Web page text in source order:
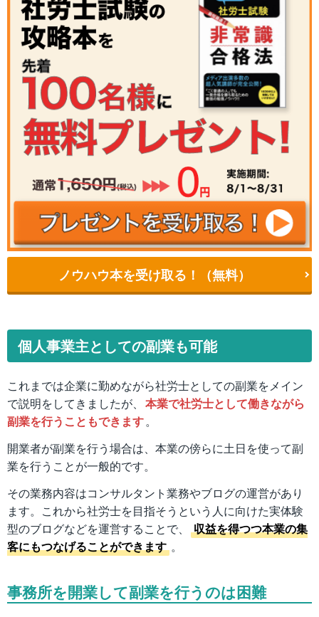
ノウハウ本を受け取る！（無料）
個人事業主としての副業も可能
これまでは企業に勤めながら社労士としての副業をメイン
で説明をしてきましたが、 本業で社労士として働きながら
副業を行うこともできます。
開業者が副業を行う場合は、本業の傍らに土日を使って副
業を行うことが一般的です。
その業務内容はコンサルタント業務やブログの運営があり
ます。これから社労士を目指そうという人に向けた実体験
型のブログなどを運営することで、
収益を得つつ本業の集
客にもつなげることができます 。
事務所を開業して副業を行うのは困難